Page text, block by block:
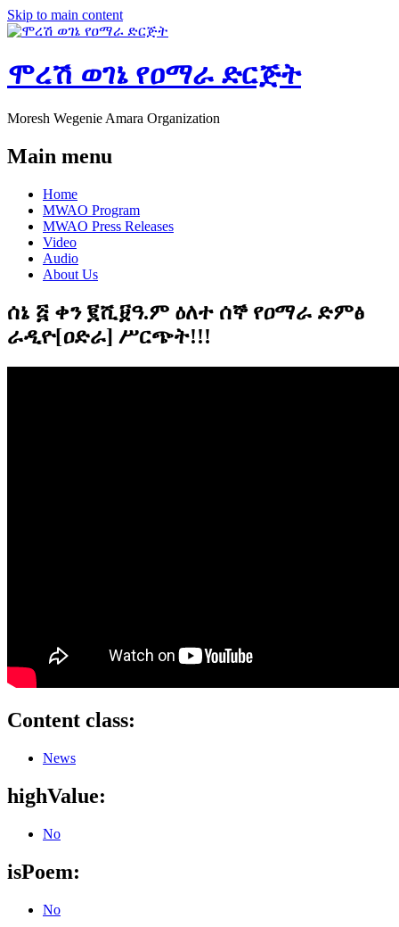
Skip to main content
ሞረሽ ወገኔ የዐማራ ድርጅት
Moresh Wegenie Amara Organization
Main menu
Home
MWAO Program
MWAO Press Releases
Video
Audio
About Us
ሰኔ ፭ ቀን ፪ሺ፱ዓ.ም ዕለተ ሰኞ የዐማራ ድምፅ
ራዲዮ[ዐድራ] ሥርጭት!!!
Content class:
News
highValue:
No
isPoem:
No